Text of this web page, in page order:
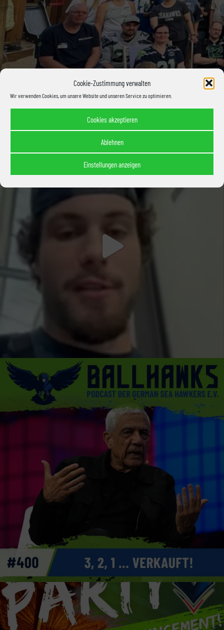
Cookie-Zustimmung verwalten
Wir verwenden Cookies, um unsere Website und unseren Service zu optimieren.
Cookies akzeptieren
Ablehnen
Einstellungen anzeigen